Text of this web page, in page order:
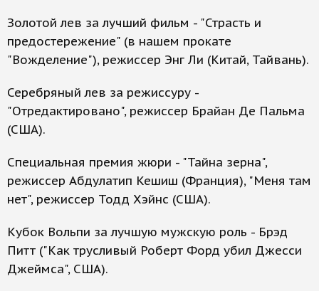
Золотой лев за лучший фильм - "Страсть и
предостережение" (в нашем прокате
"Вожделение"), режиссер Энг Ли (Китай, Тайвань).
Серебряный лев за режиссуру -
"Отредактировано", режиссер Брайан Де Пальма
(США).
Специальная премия жюри - "Тайна зерна",
режиссер Абдулатип Кешиш (Франция), "Меня там
нет", режиссер Тодд Хэйнс (США).
Кубок Вольпи за лучшую мужскую роль - Брэд
Питт ("Как трусливый Роберт Форд убил Джесси
Джеймса", США).